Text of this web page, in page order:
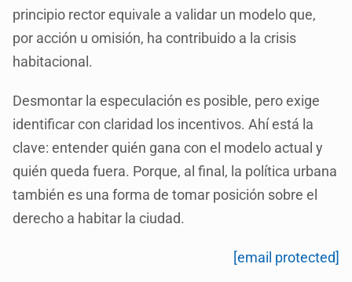
principio rector equivale a validar un modelo que,
por acción u omisión, ha contribuido a la crisis
habitacional.
Desmontar la especulación es posible, pero exige
identificar con claridad los incentivos. Ahí está la
clave: entender quién gana con el modelo actual y
quién queda fuera. Porque, al final, la política urbana
también es una forma de tomar posición sobre el
derecho a habitar la ciudad.
[email protected]